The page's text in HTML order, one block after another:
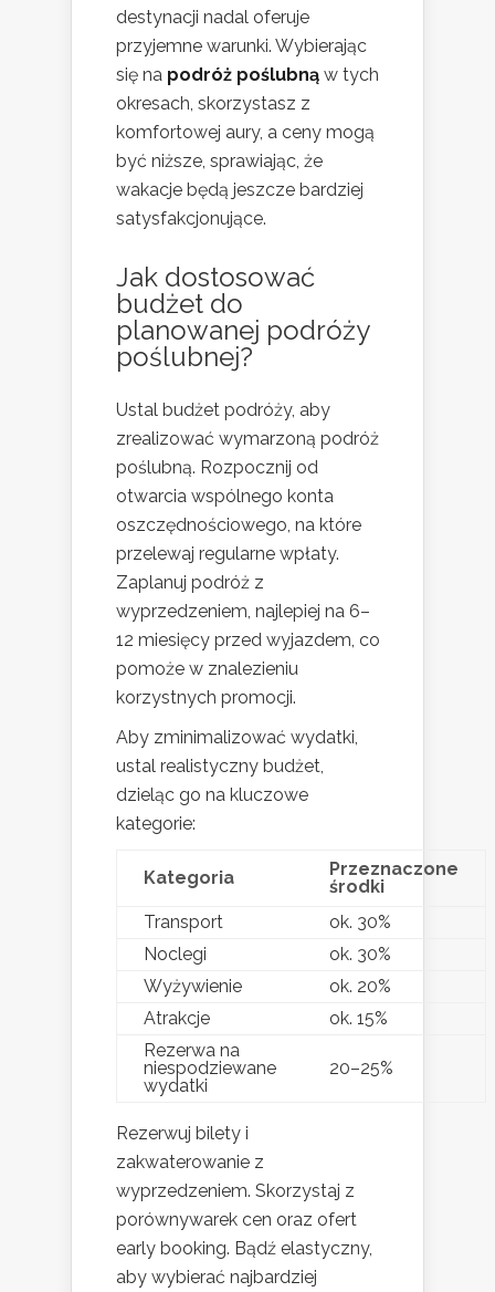
destynacji nadal oferuje
przyjemne warunki. Wybierając
się na podróż poślubną w tych
okresach, skorzystasz z
komfortowej aury, a ceny mogą
być niższe, sprawiając, że
wakacje będą jeszcze bardziej
satysfakcjonujące.
Jak dostosować
budżet do
planowanej podróży
poślubnej?
Ustal budżet podróży, aby
zrealizować wymarzoną podróż
poślubną. Rozpocznij od
otwarcia wspólnego konta
oszczędnościowego, na które
przelewaj regularne wpłaty.
Zaplanuj podróż z
wyprzedzeniem, najlepiej na 6–
12 miesięcy przed wyjazdem, co
pomoże w znalezieniu
korzystnych promocji.
Aby zminimalizować wydatki,
ustal realistyczny budżet,
dzieląc go na kluczowe
kategorie:
Kategoria
Przeznaczone
środki
Transport
ok. 30%
Noclegi
ok. 30%
Wyżywienie
ok. 20%
Atrakcje
ok. 15%
Rezerwa na
niespodziewane
wydatki
20–25%
Rezerwuj bilety i
zakwaterowanie z
wyprzedzeniem. Skorzystaj z
porównywarek cen oraz ofert
early booking. Bądź elastyczny,
aby wybierać najbardziej